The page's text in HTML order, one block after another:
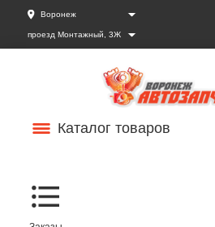
Воронеж
проезд Монтажный, 3Ж
Каталог товаров